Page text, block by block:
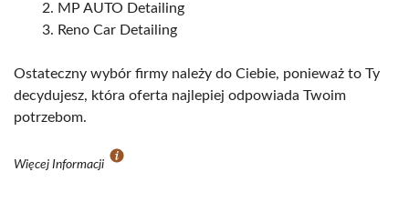
MP AUTO Detailing
Reno Car Detailing
Ostateczny wybór firmy należy do Ciebie, ponieważ to Ty
decydujesz, która oferta najlepiej odpowiada Twoim
potrzebom.
Więcej Informacji